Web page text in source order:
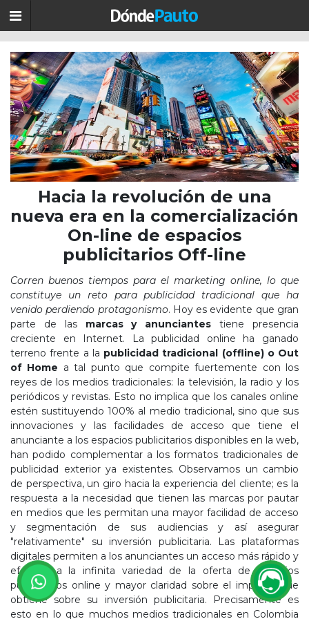
Hacia la revolución de una
nueva era en la comercialización
On-line de espacios
publicitarios Off-line
Corren buenos tiempos para el marketing online, lo que
constituye un reto para publicidad tradicional que ha
venido perdiendo protagonismo. Hoy es evidente que gran
parte de las marcas y anunciantes tiene presencia
creciente en Internet. La publicidad online ha ganado
terreno frente a la publicidad tradicional (offline) o Out
of Home a tal punto que compite fuertemente con los
reyes de los medios tradicionales: la televisión, la radio y los
periódicos y revistas. Esto no implica que los canales online
estén sustituyendo 100% al medio tradicional, sino que sus
innovaciones y las facilidades de acceso que tiene el
anunciante a los espacios publicitarios disponibles en la web,
han podido complementar a los formatos tradicionales de
publicidad exterior ya existentes. Observamos un cambio
de perspectiva, un giro hacia la experiencia del cliente; es la
respuesta a la necesidad que tienen las marcas por pautar
en medios que les permitan una mayor facilidad de acceso
y segmentación de sus audiencias y así asegurar
"relativamente" su inversión publicitaria. Las plataformas
digitales permiten a los anunciantes un acceso más rápido y
efectivo a la infinita variedad de la oferta de espacios
publicitarios online y mayor claridad sobre el impacto que
obtiene sobre su inversión publicitaria. Precisamente es
esto en lo que muchos medios tradicionales en Colombia